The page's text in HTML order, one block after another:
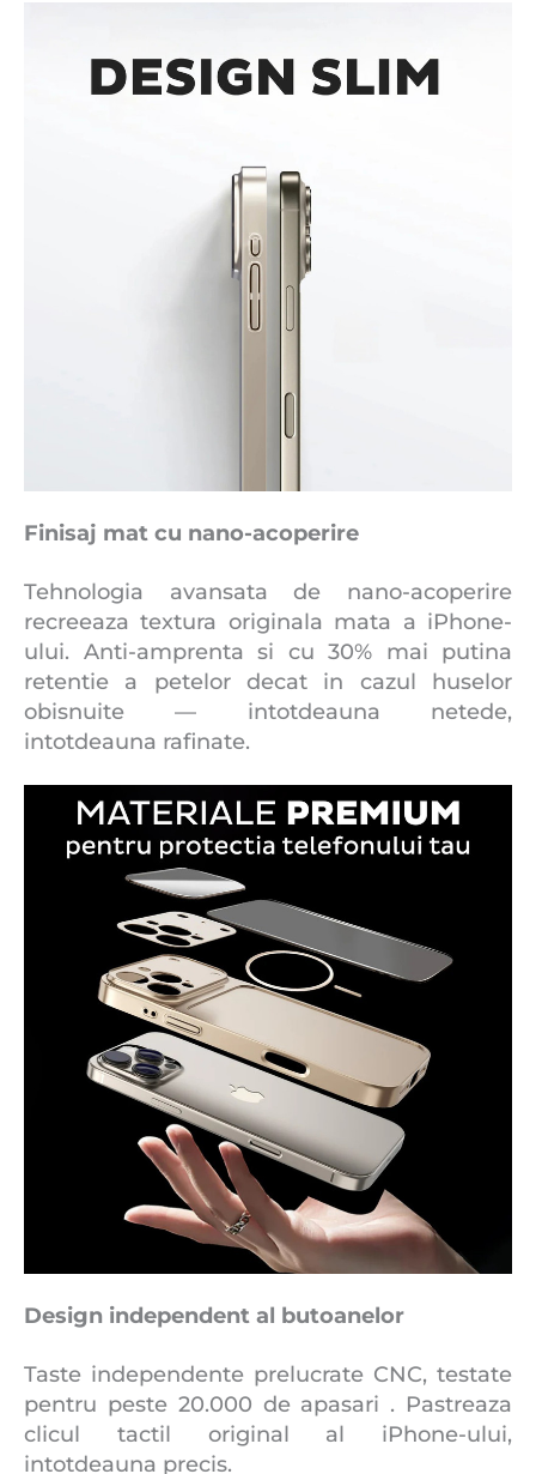
Finisaj mat cu nano-acoperire
Tehnologia avansata de nano-acoperire
recreeaza textura originala mata a iPhone-
ului. Anti-amprenta si cu 30% mai putina
retentie a petelor decat in ​​cazul huselor
obisnuite — intotdeauna netede,
intotdeauna rafinate.
Design independent al butoanelor
Taste independente prelucrate CNC, testate
pentru peste 20.000 de apasari . Pastreaza
clicul tactil original al iPhone-ului,
intotdeauna precis.